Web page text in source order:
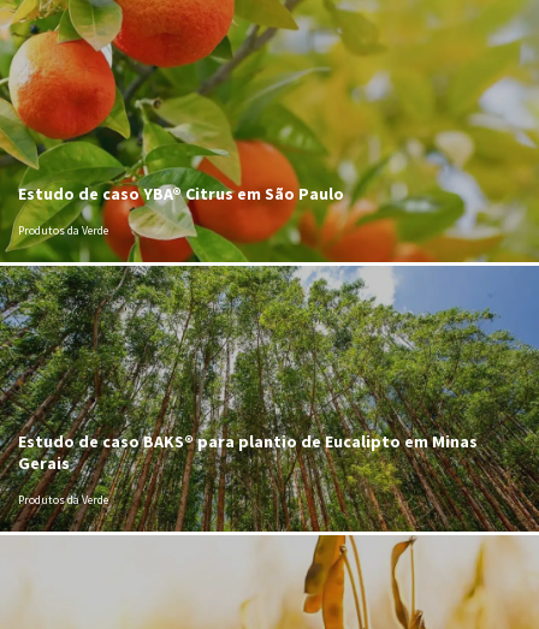
Estudo de caso YBA® Citrus em São Paulo
Produtos da Verde
Estudo de caso BAKS® para plantio de Eucalipto em Minas
Gerais
Produtos da Verde